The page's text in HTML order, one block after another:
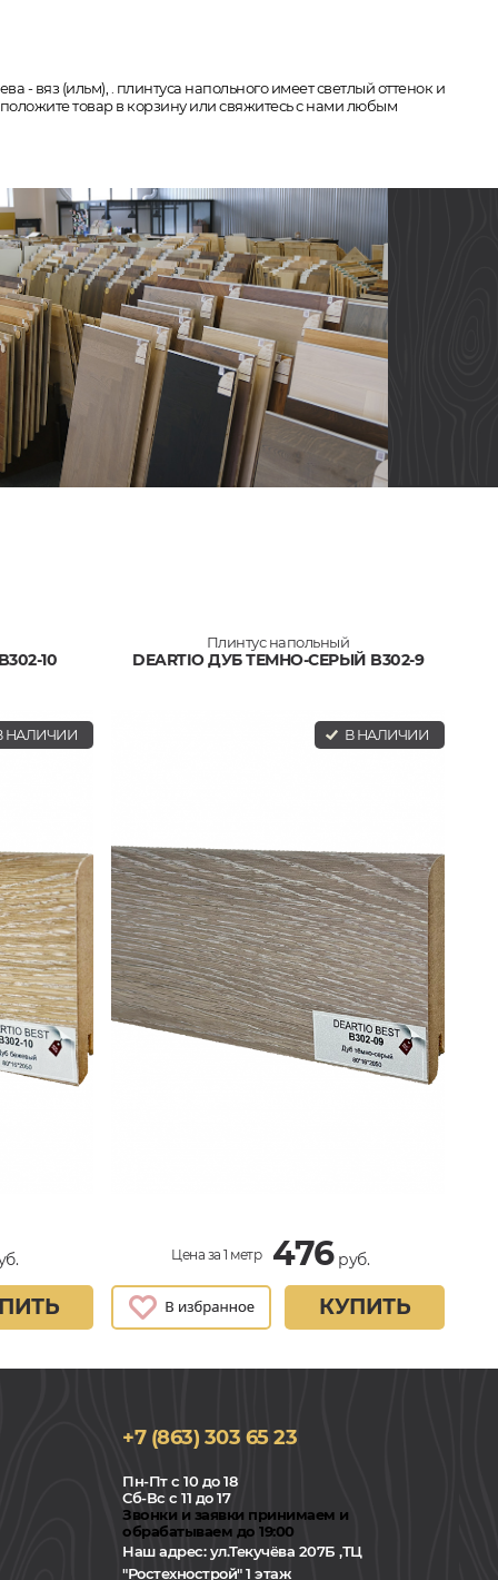
- вяз (ильм), . плинтуса напольного имеет светлый оттенок и
товар в корзину или свяжитесь с нами любым
10
НАЛИЧИИ
Плинтус напольный
DEARTIO ДУБ ТЕМНО-СЕРЫЙ B302-9
В НАЛИЧИИ
Цена за 1 метр 476руб.
КУПИТЬ
+7 (863) 303 65 23
Пн-Пт с 10 до 18
Сб-Вс с 11 до 17
Звонки и заявки принимаем и
обрабатываем до 19:00
Наш адрес:ул.Текучёва 207Б ,ТЦ
"Ростехнострой" 1 этаж